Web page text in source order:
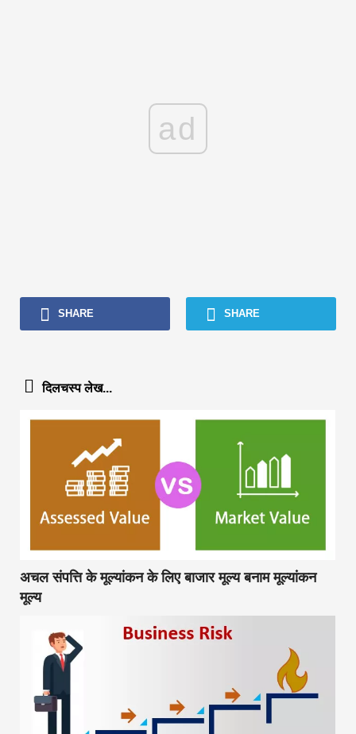
ad
SHARE SHARE
दिलचस्प लेख...
अचल संपत्ति के मूल्यांकन के लिए बाजार मूल्य बनाम मूल्यांकन
मूल्य